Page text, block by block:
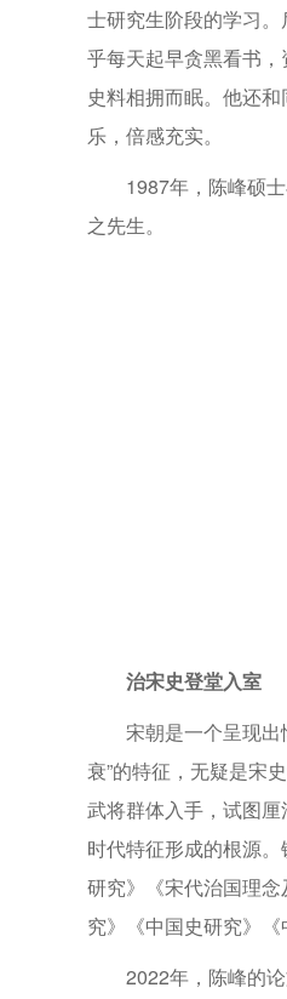
士研究生阶段的学习
乎每天起早贪黑看书
史料相拥而眠。他还
乐，倍感充实。
1987年，陈峰硕
之先生。
治宋史登堂入室
宋朝是一个呈现
衰”的特征，无疑是宋
武将群体入手，试图
时代特征形成的根源
研究》《宋代治国理
究》《中国史研究》
2022年，陈峰的